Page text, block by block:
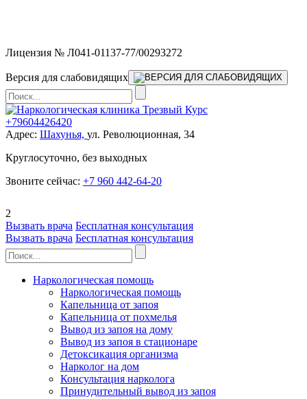
Лицензия № Л041-01137-77/00293272
Версия для слабовидящих
+79604426420
Адрес: Шахунья, ул. Революционная, 34
Круглосуточно, без выходных
Звоните сейчас: +7 960 442-64-20
2
Вызвать врача Бесплатная консультация
Вызвать врача Бесплатная консультация
Наркологическая помощь
Наркологическая помощь
Капельница от запоя
Капельница от похмелья
Вывод из запоя на дому
Вывод из запоя в стационаре
Детоксикация организма
Нарколог на дом
Консультация нарколога
Принудительный вывод из запоя